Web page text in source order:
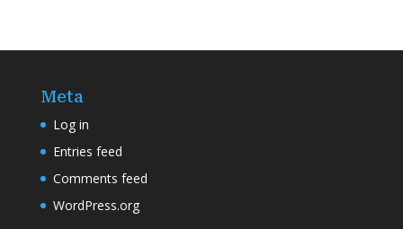
Meta
Log in
Entries feed
Comments feed
WordPress.org